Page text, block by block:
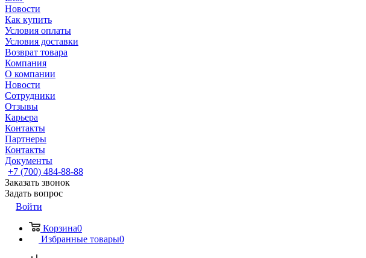
Новости
Как купить
Условия оплаты
Условия доставки
Возврат товара
Компания
О компании
Новости
Сотрудники
Отзывы
Карьера
Контакты
Партнеры
Контакты
Документы
+7 (700) 484-88-88
Заказать звонок
Задать вопрос
Войти
Корзина0
Избранные товары0